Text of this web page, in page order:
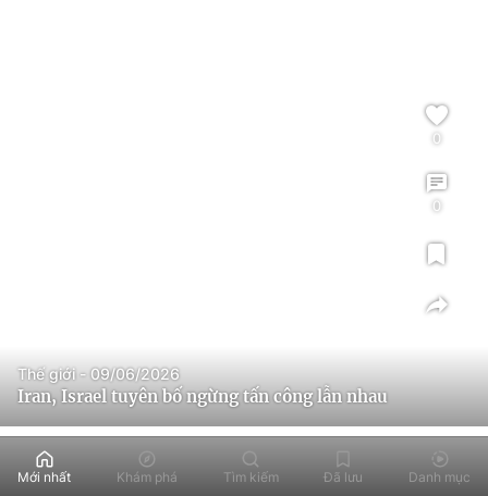
Iran, Israel tuyên bố ngừng tấn công lẫn nhau
Thế giới - 09/06/2026
0
0
Mới nhất Khám phá Tìm kiếm Đã lưu Danh mục